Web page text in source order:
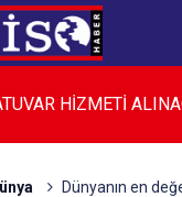
HİZMETİ
Dünyanın en